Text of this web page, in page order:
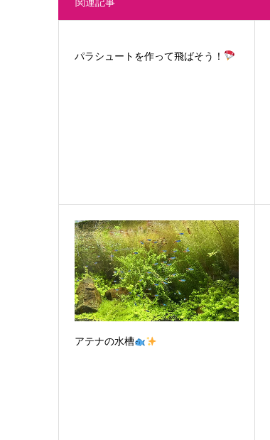
パラシュートを作って飛ばそう！
アテナの水槽